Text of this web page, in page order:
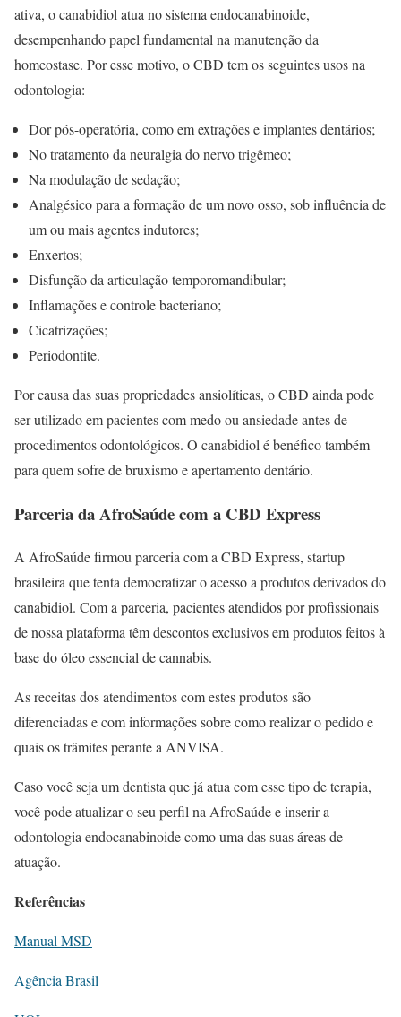
ativa, o canabidiol atua no sistema endocanabinoide,
desempenhando papel fundamental na manutenção da
homeostase. Por esse motivo, o CBD tem os seguintes usos na
odontologia:
Dor pós-operatória, como em extrações e implantes dentários;
No tratamento da neuralgia do nervo trigêmeo;
Na modulação de sedação;
Analgésico para a formação de um novo osso, sob influência de
um ou mais agentes indutores;
Enxertos;
Disfunção da articulação temporomandibular;
Inflamações e controle bacteriano;
Cicatrizações;
Periodontite.
Por causa das suas propriedades ansiolíticas, o CBD ainda pode
ser utilizado em pacientes com medo ou ansiedade antes de
procedimentos odontológicos. O canabidiol é benéfico também
para quem sofre de bruxismo e apertamento dentário.
Parceria da AfroSaúde com a CBD Express
A AfroSaúde firmou parceria com a CBD Express, startup
brasileira que tenta democratizar o acesso a produtos derivados do
canabidiol. Com a parceria, pacientes atendidos por profissionais
de nossa plataforma têm descontos exclusivos em produtos feitos à
base do óleo essencial de cannabis.
As receitas dos atendimentos com estes produtos são
diferenciadas e com informações sobre como realizar o pedido e
quais os trâmites perante a ANVISA.
Caso você seja um dentista que já atua com esse tipo de terapia,
você pode atualizar o seu perfil na AfroSaúde e inserir a
odontologia endocanabinoide como uma das suas áreas de
atuação.
Referências
Manual MSD
Agência Brasil